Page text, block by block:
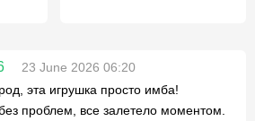
23 June 2026 06:20
эта игрушка просто имба!
проблем, все залетело моментом.